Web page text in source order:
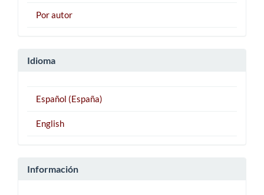
Por autor
Idioma
Español (España)
English
Información